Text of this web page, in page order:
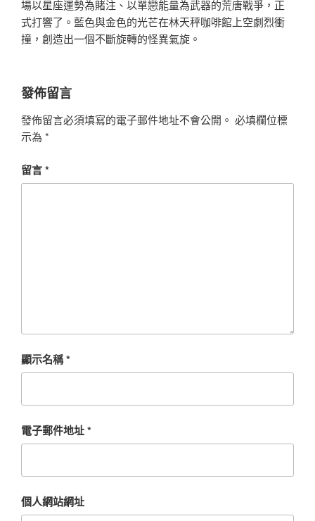
場以星座運勢為賭注、以單戀能量為武器的荒唐戰爭，正
式打響了。藍色與金色的光芒在林天秤咖啡館上空劇烈衝
撞，創造出一個不斷旋轉的怪異氣旋。
發佈留言
發佈留言必須填寫的電子郵件地址不會公開。 必填欄位標
示為 *
留言*
顯示名稱*
電子郵件地址*
個人網站網址